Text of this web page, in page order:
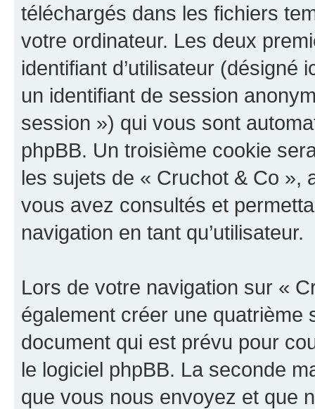
téléchargés dans les fichiers
votre ordinateur. Les deux
identifiant d’utilisateur (désigné
un identifiant de session
session ») qui vous sont
phpBB. Un troisième cookie
les sujets de « Cruchot & Co »,
vous avez consultés et
navigation en tant qu’utilisateur.
Lors de votre navigation sur «
également créer une
document qui est prévu pour
le logiciel phpBB. La seconde
que vous nous envoyez et que